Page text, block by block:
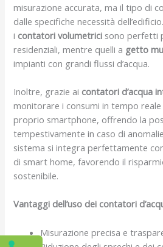
misurazione accurata, ma il tipo di
dalle specifiche necessità
i contatori volumetrici sono perfetti
residenziali, mentre quelli a getto
impianti con grandi flussi d’acqua.
Inoltre, grazie ai contatori d’acqua
monitorare i consumi in tempo
proprio smartphone, offrendo la
tempestivamente in caso di
sistema si integra perfettamente
di smart home, favorendo il
sostenibile.
Vantaggi dell’uso dei contatori
Misurazione precisa e